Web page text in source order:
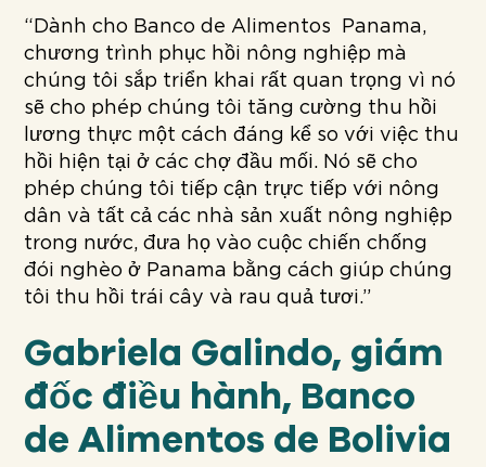
“Dành cho Banco de Alimentos
Panama,
chương trình phục hồi nông nghiệp mà
chúng tôi sắp triển khai rất quan trọng vì nó
sẽ cho phép chúng tôi tăng cường thu hồi
lương thực một cách đáng kể so với việc thu
hồi hiện tại ở các chợ đầu mối. Nó sẽ cho
phép chúng tôi tiếp cận trực tiếp với nông
dân và tất cả các nhà sản xuất nông nghiệp
trong nước, đưa họ vào cuộc chiến chống
đói nghèo ở Panama bằng cách giúp chúng
tôi thu hồi trái cây và rau quả tươi.”
Gabriela Galindo, giám
đốc điều hành, Banco
de Alimentos de Bolivia